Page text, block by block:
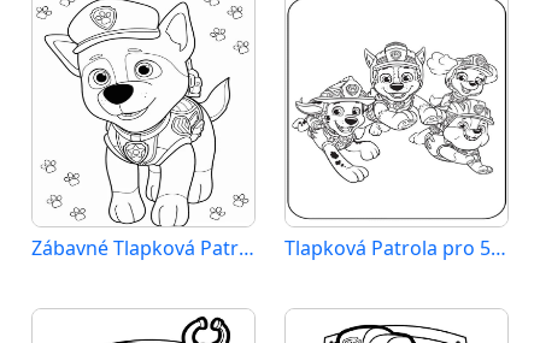
Zábavné Tlapková Patrola Tlapková Patrola pro 5leté Děti